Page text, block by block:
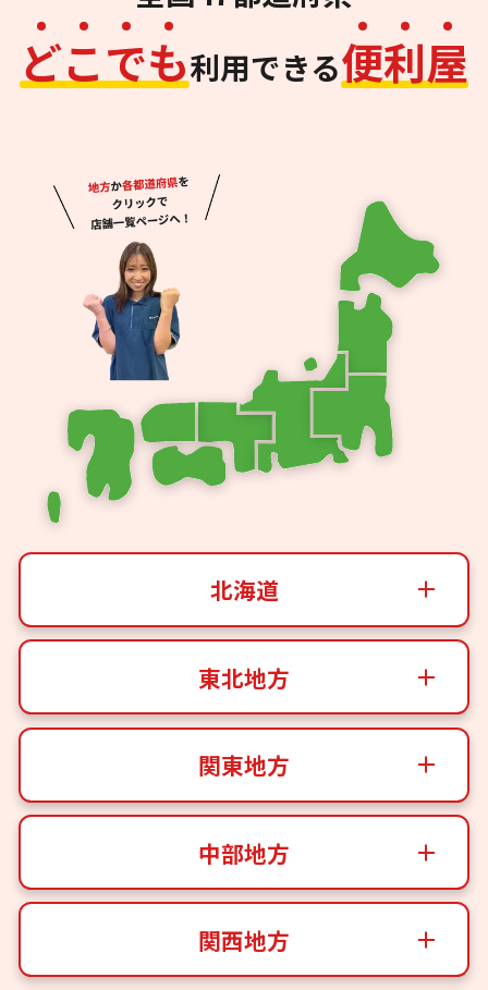
どこでも利用できる便利屋
北海道
東北地方
関東地方
中部地方
関西地方